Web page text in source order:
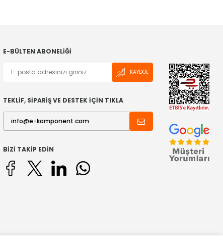
E-BÜLTEN ABONELIĞI
KAYDOL
TEKLİF, SİPARİŞ VE DESTEK İÇİN TIKLA
BIZI TAKIP EDIN